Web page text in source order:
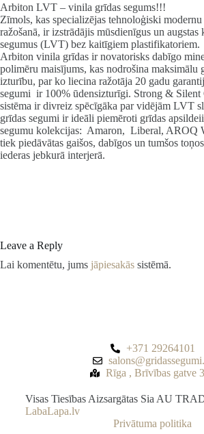
Arbiton LVT – vinila grīdas segums!!!
Zīmols, kas specializējas tehnoloģiski
ražošanā, ir izstrādājis mūsdienīgus un
segumus (LVT) bez kaitīgiem plastifikatoriem.
Arbiton vinila grīdas ir novatorisks dabīgo
polimēru maisījums, kas nodrošina maksimālu
izturību, par ko liecina ražotāja 20 gadu
segumi ir 100% ūdensizturīgi. Strong & Silent
sistēma ir divreiz spēcīgāka par vidējām LVT
grīdas segumi ir ideāli piemēroti grīdas
segumu kolekcijas: Amaron, Liberal, AROQ
tiek piedāvātas gaišos, dabīgos un tumšos
iederas jebkurā interjerā.
Leave a Reply
Lai komentētu, jums jāpiesakās sistēmā.
+371 29264101
Rīga , Brīvības gatve
Visas Tiesības Aizsargātas Sia AU
LabaLapa.lv
Privātuma politika